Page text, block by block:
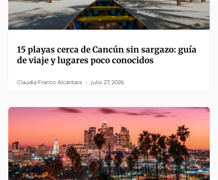
15 playas cerca de Cancún sin sargazo: guía
de viaje y lugares poco conocidos
Claudia Franco Alcántara julio 27, 2026